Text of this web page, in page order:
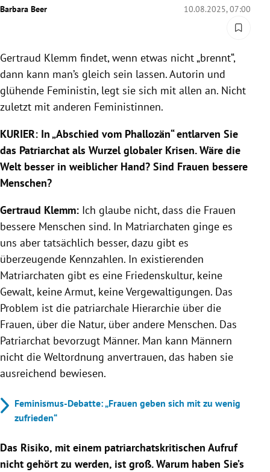
Barbara Beer 10.08.2025, 07:00
Gertraud Klemm findet, wenn etwas nicht „brennt“,
dann kann man’s gleich sein lassen. Autorin und
glühende Feministin, legt sie sich mit allen an. Nicht
zuletzt mit anderen Feministinnen.
KURIER: In „Abschied vom Phallozän“ entlarven Sie
das Patriarchat als Wurzel globaler Krisen. Wäre die
Welt besser in weiblicher Hand? Sind Frauen bessere
Menschen?
Gertraud Klemm: Ich glaube nicht, dass die Frauen
bessere Menschen sind. In Matriarchaten ginge es
uns aber tatsächlich besser, dazu gibt es
überzeugende Kennzahlen. In existierenden
Matriarchaten gibt es eine Friedenskultur, keine
Gewalt, keine Armut, keine Vergewaltigungen. Das
Problem ist die patriarchale Hierarchie über die
Frauen, über die Natur, über andere Menschen. Das
Patriarchat bevorzugt Männer. Man kann Männern
nicht die Weltordnung anvertrauen, das haben sie
ausreichend bewiesen.
Feminismus-Debatte: „Frauen geben sich mit zu wenig
zufrieden“
Das Risiko, mit einem patriarchatskritischen Aufruf
nicht gehört zu werden, ist groß. Warum haben Sie’s